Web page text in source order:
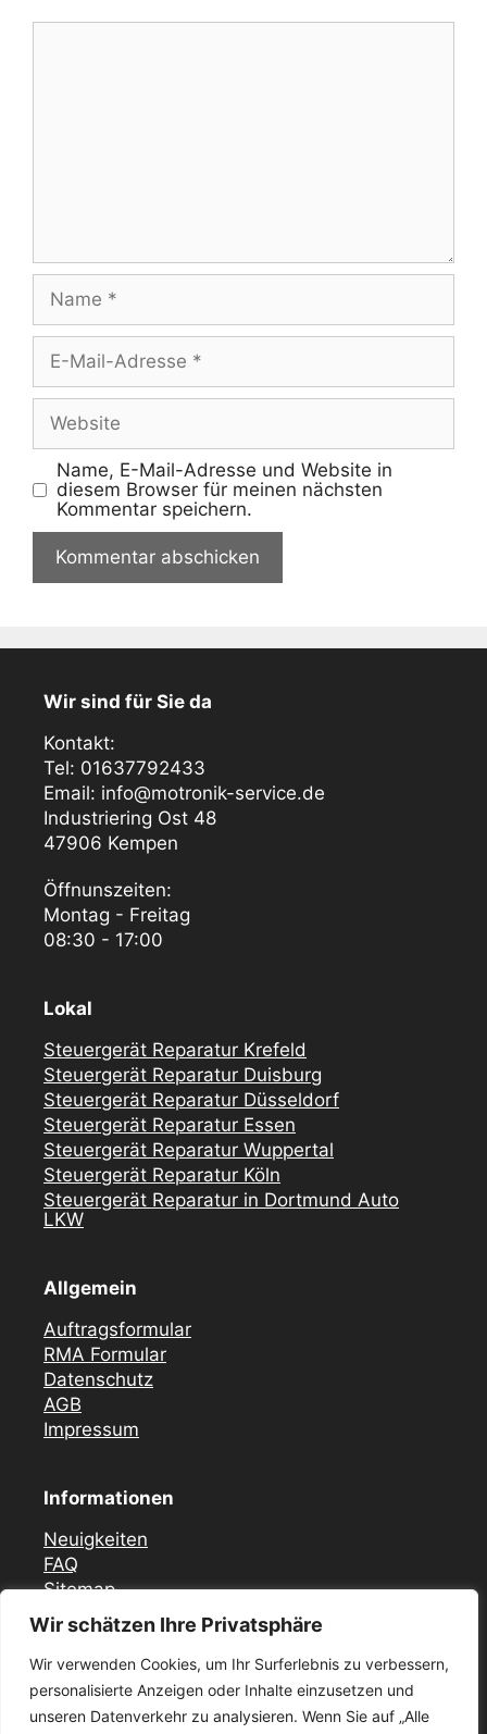
Wir schätzen Ihre Privatsphäre
Wir verwenden Cookies, um Ihr Surferlebnis zu verbessern,
personalisierte Anzeigen oder Inhalte einzusetzen und
unseren Datenverkehr zu analysieren. Wenn Sie auf „Alle
Mail-
Adresse
Name, E-Mail-Adresse und Website in
diesem Browser für meinen nächsten
Kommentar speichern.
Wir sind für Sie da
Kontakt:
Tel: 01637792433
Email: info@motronik-service.de
Industriering Ost 48
47906 Kempen
Öffnunszeiten:
Montag - Freitag
08:30 - 17:00
Lokal
Steuergerät Reparatur Krefeld
Steuergerät Reparatur Duisburg
Steuergerät Reparatur Düsseldorf
Steuergerät Reparatur Essen
Steuergerät Reparatur Wuppertal
Steuergerät Reparatur Köln
Steuergerät Reparatur in Dortmund Auto
LKW
Allgemein
Auftragsformular
RMA Formular
Datenschutz
AGB
Impressum
Informationen
Neuigkeiten
FAQ
Sitemap
Vor Ort Notfall Service
Mercedes Zündschloss ELV Reparatur
Düsseldorf
Zündschloss ELV Reparatur Krefeld